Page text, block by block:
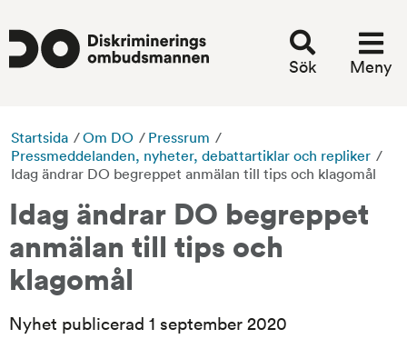
Sök Meny
Startsida /Om DO / Pressrum /
Pressmeddelanden, nyheter, debattartiklar och repliker /
Idag ändrar DO begreppet anmälan till tips och klagomål
Idag ändrar DO begreppet
anmälan till tips och
klagomål
Nyhet publicerad 1 september 2020